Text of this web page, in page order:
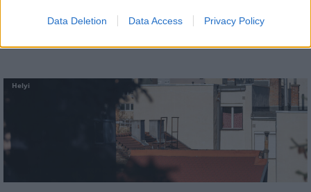
Data Deletion Data Access Privacy Policy
Helyi